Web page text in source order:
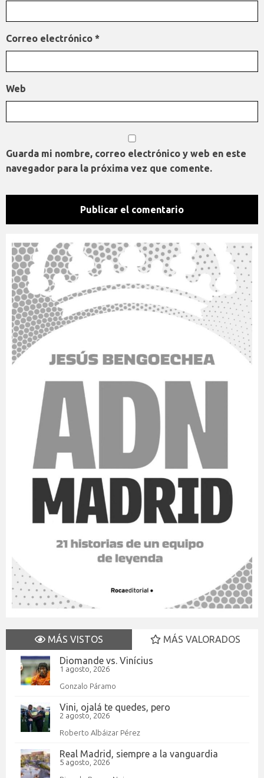
Correo electrónico *
Web
Guarda mi nombre, correo electrónico y web en este
navegador para la próxima vez que comente.
MÁS VISTOS
MÁS VALORADOS
Diomande vs. Vinícius
1 agosto, 2026
Gonzalo Páramo
Vini, ojalá te quedes, pero
2 agosto, 2026
Roberto Albáizar Pérez
Real Madrid, siempre a la vanguardia
5 agosto, 2026